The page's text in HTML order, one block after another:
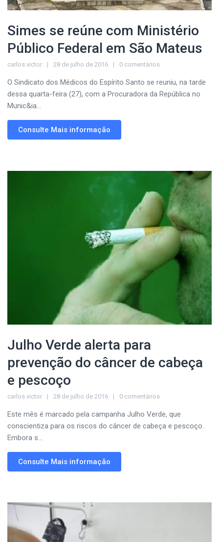
Simes se reúne com Ministério
Público Federal em São Mateus
carlos.victor 28 de julho de 2016 0 comentários
O Sindicato dos Médicos do Espírito Santo se reuniu, na tarde
dessa quarta-feira (27), com a Procuradora da República no
Munic&ia...
Consulte Mais informação
Julho Verde alerta para
prevenção do câncer de cabeça
e pescoço
carlos.victor 28 de julho de 2016 0 comentários
Este mês é marcado pela campanha Julho Verde, que
conscientiza para os riscos do câncer de cabeça e pescoço.
Embora s...
Consulte Mais informação